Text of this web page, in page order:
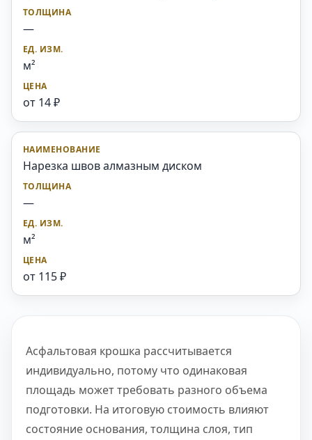
—
м²
от 14 ₽
Нарезка швов алмазным диском
—
м²
от 115 ₽
Асфальтовая крошка рассчитывается
индивидуально, потому что одинаковая
площадь может требовать разного объема
подготовки. На итоговую стоимость влияют
состояние основания, толщина слоя, тип